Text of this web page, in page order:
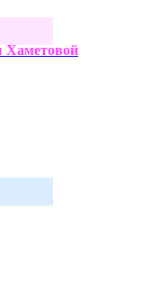
Хаметовой